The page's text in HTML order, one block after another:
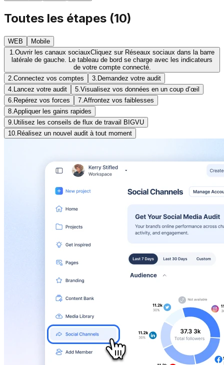
Toutes les étapes (10)
WEB
Mobile
1. Ouvrir les canaux sociauxCliquez sur Réseaux sociaux dans la barre
latérale de gauche. Le tableau de bord se charge avec les indicateurs
de votre compte connecté.
2. Connectez vos comptes 3. Demandez votre audit
4. Lancez votre audit 5. Visualisez vos données en un coup d’œil
6. Repérez vos forces 7. Affrontez vos faiblesses
8. Appliquer les gains rapides
9. Utilisez les conseils de flux de travail BIGVU
10. Réalisez un nouvel audit à tout moment